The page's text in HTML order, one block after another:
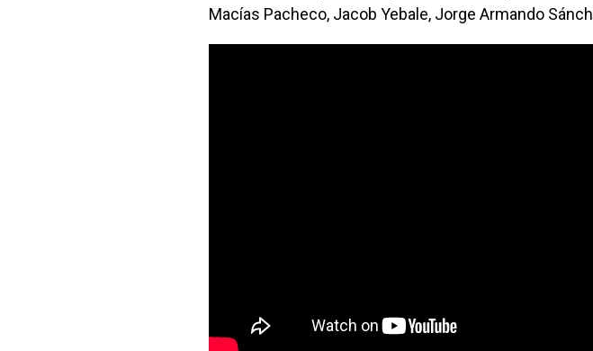
Macías Pacheco, Jacob Yebale, Jorge Armando